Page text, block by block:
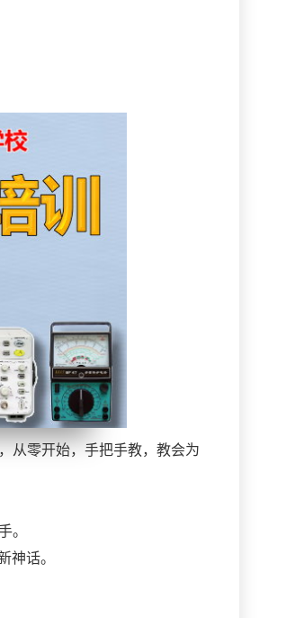
从零开始，手把手教，教会为
。
神话。